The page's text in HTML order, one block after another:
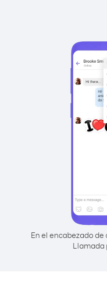
En el encabezado
Llamada